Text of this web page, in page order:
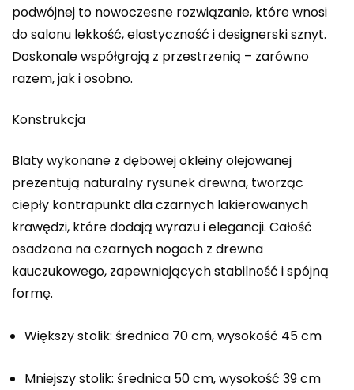
podwójnej to nowoczesne rozwiązanie, które wnosi
do salonu lekkość, elastyczność i designerski sznyt.
Doskonale współgrają z przestrzenią – zarówno
razem, jak i osobno.
Konstrukcja
Blaty wykonane z dębowej okleiny olejowanej
prezentują naturalny rysunek drewna, tworząc
ciepły kontrapunkt dla czarnych lakierowanych
krawędzi, które dodają wyrazu i elegancji. Całość
osadzona na czarnych nogach z drewna
kauczukowego, zapewniających stabilność i spójną
formę.
Większy stolik: średnica 70 cm, wysokość 45 cm
Mniejszy stolik: średnica 50 cm, wysokość 39 cm